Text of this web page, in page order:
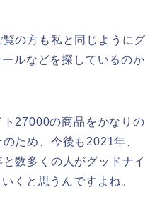
の方も私と同じようにグ
ルなどを探しているのか
27000の商品をかなりの
ため、今後も2021年、
数多くの人がグッドナイ
くと思うんですよね。